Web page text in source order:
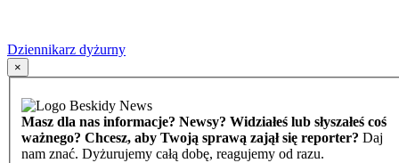
Dziennikarz dyżurny
×
Masz dla nas informacje? Newsy? Widziałeś lub słyszałeś coś
ważnego? Chcesz, aby Twoją sprawą zajął się reporter? Daj
nam znać. Dyżurujemy całą dobę, reagujemy od razu.